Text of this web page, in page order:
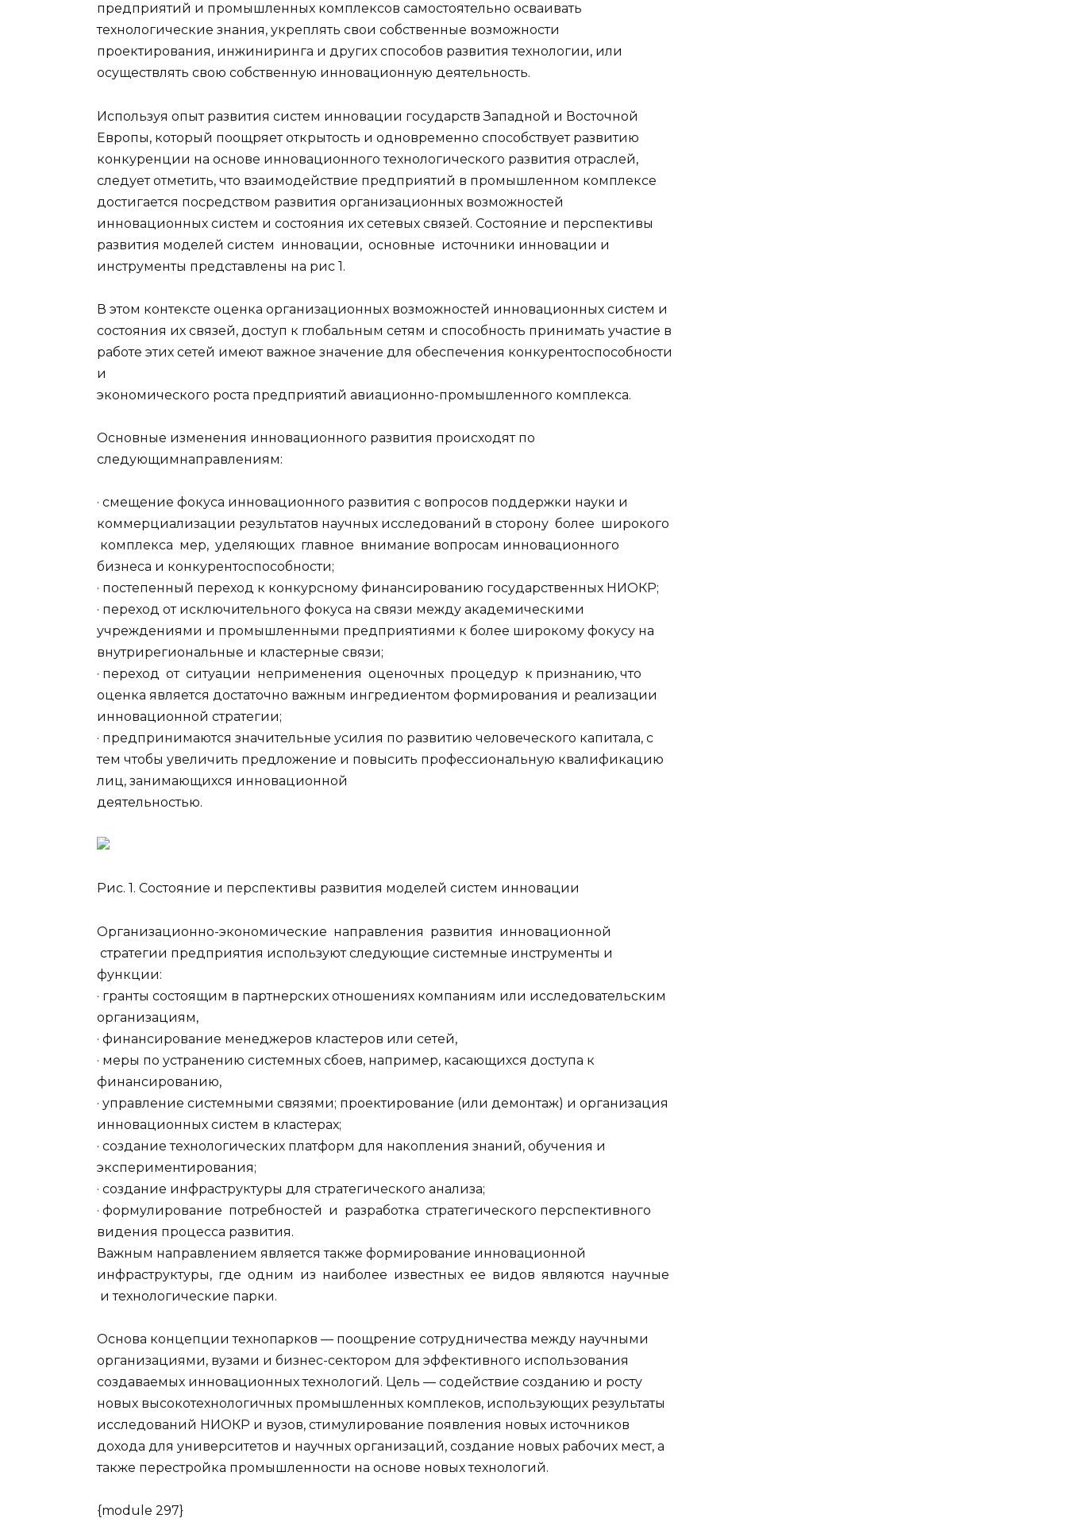
предприятий и промышленных комплексов самостоятельно осваивать
технологические знания, укреплять свои собственные возможности
проектирования, инжиниринга и других способов развития технологии, или
осуществлять свою собственную инновационную деятельность.
Используя опыт развития систем инновации государств Западной и Восточной
Европы, который поощряет открытость и одновременно способствует развитию
конкуренции на основе инновационного технологического развития отраслей,
следует отметить, что взаимодействие предприятий в промышленном комплексе
достигается посредством развития организационных возможностей
инновационных систем и состояния их сетевых связей. Состояние и перспективы
развития моделей систем инновации, основные источники инновации и
инструменты представлены на рис 1.
В этом контексте оценка организационных возможностей инновационных систем и
состояния их связей, доступ к глобальным сетям и способность принимать участие в
работе этих сетей имеют важное значение для обеспечения конкурентоспособности
и
экономического роста предприятий авиационно-промышленного комплекса.
Основные изменения инновационного развития происходят по
следующимнаправлениям:
· смещение фокуса инновационного развития с вопросов поддержки науки и
коммерциализации результатов научных исследований в сторону более широкого
комплекса мер, уделяющих главное внимание вопросам инновационного
бизнеса и конкурентоспособности;
· постепенный переход к конкурсному финансированию государственных НИОКР;
· переход от исключительного фокуса на связи между академическими
учреждениями и промышленными предприятиями к более широкому фокусу на
внутрирегиональные и кластерные связи;
· переход от ситуации неприменения оценочных процедур к признанию, что
оценка является достаточно важным ингредиентом формирования и реализации
инновационной стратегии;
· предпринимаются значительные усилия по развитию человеческого капитала, с
тем чтобы увеличить предложение и повысить профессиональную квалификацию
лиц, занимающихся инновационной
деятельностью.
Рис. 1. Состояние и перспективы развития моделей систем инновации
Организационно-экономические направления развития инновационной
стратегии предприятия используют следующие системные инструменты и
функции:
· гранты состоящим в партнерских отношениях компаниям или исследовательским
организациям,
· финансирование менеджеров кластеров или сетей,
· меры по устранению системных сбоев, например, касающихся доступа к
финансированию,
· управление системными связями; проектирование (или демонтаж) и организация
инновационных систем в кластерах;
· создание технологических платформ для накопления знаний, обучения и
экспериментирования;
· создание инфраструктуры для стратегического анализа;
· формулирование потребностей и разработка стратегического перспективного
видения процесса развития.
Важным направлением является также формирование инновационной
инфраструктуры, где одним из наиболее известных ее видов являются научные
и технологические парки.
Основа концепции технопарков — поощрение сотрудничества между научными
организациями, вузами и бизнес-сектором для эффективного использования
создаваемых инновационных технологий. Цель — содействие созданию и росту
новых высокотехнологичных промышленных комплеков, использующих результаты
исследований НИОКР и вузов, стимулирование появления новых источников
дохода для университетов и научных организаций, создание новых рабочих мест, а
также перестройка промышленности на основе новых технологий.
{module 297}